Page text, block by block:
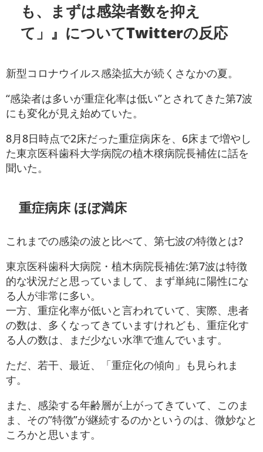
も、まずは感染者数を抑え
て」』についてTwitterの反応
新型コロナウイルス感染拡大が続くさなかの夏。
“感染者は多いが重症化率は低い”とされてきた第7波
にも変化が見え始めていた。
8月8日時点で2床だった重症病床を、6床まで増やし
た東京医科歯科大学病院の植木穣病院長補佐に話を
聞いた。
重症病床 ほぼ満床
これまでの感染の波と比べて、第七波の特徴とは?
東京医科歯科大病院・植木病院長補佐:第7波は特徴
的な状況だと思っていまして、まず単純に陽性にな
る人が非常に多い。
一方、重症化率が低いと言われていて、実際、患者
の数は、多くなってきていますけれども、重症化す
る人の数は、まだ少ない水準で進んでいます。
ただ、若干、最近、「重症化の傾向」も見られま
す。
また、感染する年齢層が上がってきていて、このま
ま、その”特徴”が継続するのかというのは、微妙なと
ころかと思います。